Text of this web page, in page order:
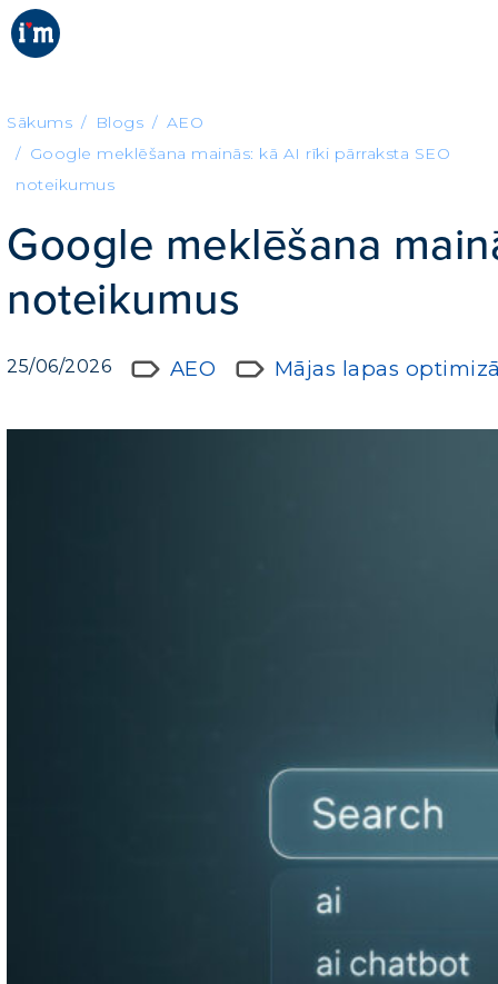
Sākums Blogs
AEO
Google meklēšana mainās: kā AI rīki pārraksta SEO
noteikumus
Google meklēšana
noteikumus
25/06/2026 AEO Mājas lapas